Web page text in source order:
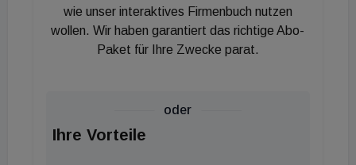
wie unser interaktives Firmenbuch nutzen
wollen. Wir haben garantiert das richtige Abo-
Paket für Ihre Zwecke parat.
oder
Ihre Vorteile